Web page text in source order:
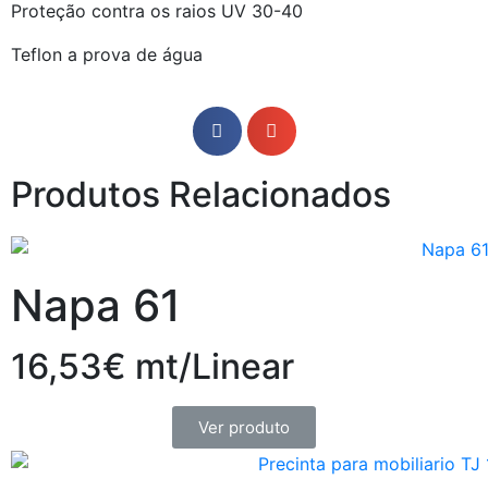
Proteção contra os raios UV 30-40
Teflon a prova de água
Produtos Relacionados
Napa 61
16,53€ mt/Linear
Ver produto